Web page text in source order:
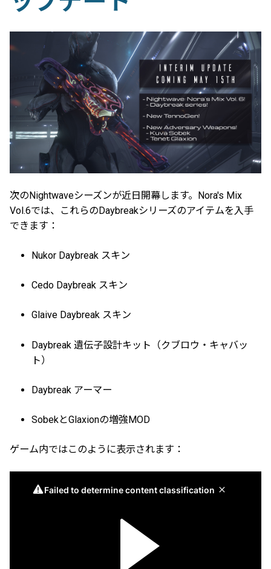
次のNightwaveシーズンが近日開幕します。Nora's Mix
Vol.6では、これらのDaybreakシリーズのアイテムを入手
できます：
Nukor Daybreak スキン
Cedo Daybreak スキン
Glaive Daybreak スキン
Daybreak 遺伝子設計キット（クブロウ・キャバッ
ト）
Daybreak アーマー
SobekとGlaxionの増強MOD
ゲーム内ではこのように表示されます：